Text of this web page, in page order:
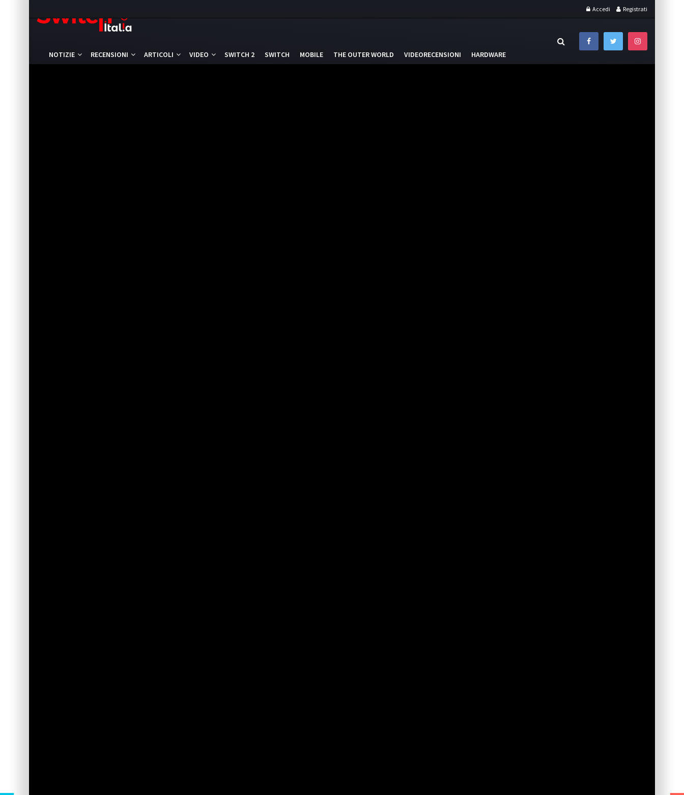
Accedi Registrati
NOTIZIE RECENSIONI ARTICOLI VIDEO SWITCH 2 SWITCH MOBILE THE OUTER WORLD VIDEORECENSIONI HARDWARE